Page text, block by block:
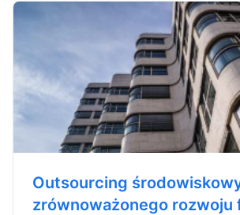
Outsourcing
zrównoważonego rozwoju